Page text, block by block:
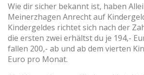
Wie dir sicher bekannt ist, haben
Meinerzhagen Anrecht auf
Kindergeldes richtet sich nach der
die ersten zwei erhältst du je 194,-
fallen 200,- ab und ab dem vierten
Euro pro Monat.